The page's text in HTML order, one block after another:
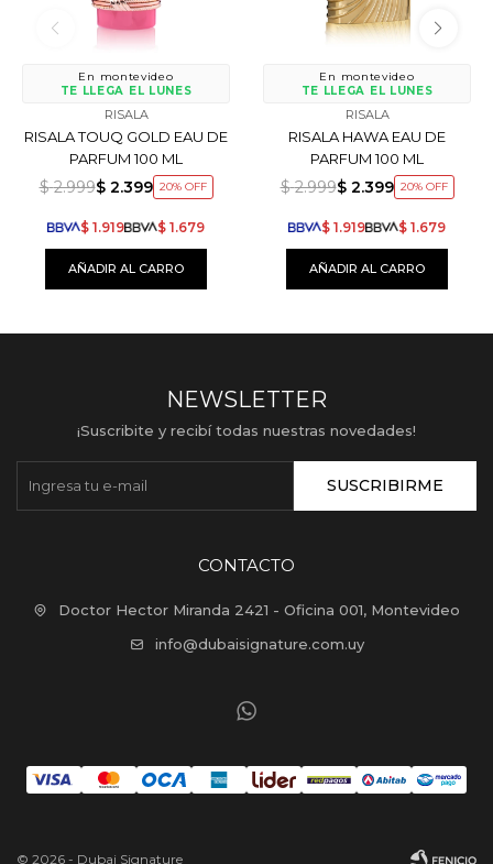
En montevideo
TE LLEGA EL LUNES
RISALA
RISALA TOUQ GOLD EAU DE
PARFUM 100 ML
$ 2.399
$ 2.999 20
$ 1.679
$ 1.919
En montevideo
TE LLEGA EL LUNES
RISALA
RISALA HAWA EAU DE
PARFUM 100 ML
$ 2.399
$ 2.999 20
$ 1.679
$ 1.919
CONTACTO
Doctor Hector Miranda 2421 - Oficina 001, Montevideo
info@dubaisignature.com.uy
NEWSLETTER
¡Suscribite y recibí todas nuestras novedades!
SUSCRIBIRME

© 2026 - Dubai Signature